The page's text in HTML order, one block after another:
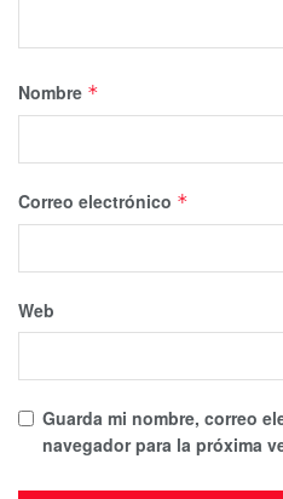
Nombre *
Correo electrónico *
Web
Guarda mi nombre, correo
navegador para la próxima